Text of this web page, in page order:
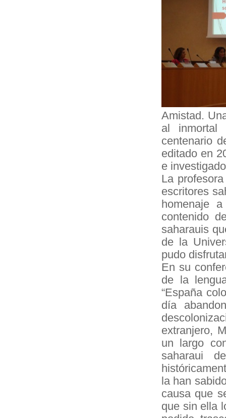
Amistad.
al inmortal
centenario
editado en
e
La
escritores
homenaje
contenido
saharauis
de la
pudo
En su
de la
“España
día
extranjero,
un largo
saharaui
la han
causa que
que sin ella